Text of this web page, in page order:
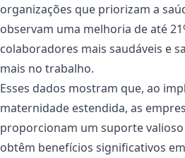
organizações que priorizam a
observam uma melhoria de até
colaboradores mais saudáveis e
mais no trabalho​.
Esses dados mostram que, ao
maternidade estendida, as
proporcionam um suporte
obtêm benefícios significativos